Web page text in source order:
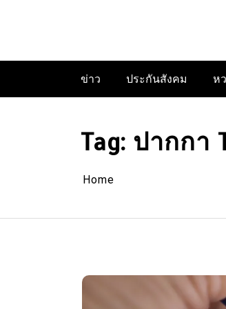
ข่าว ประกันสังคม ห
Tag: ปากกา
Home